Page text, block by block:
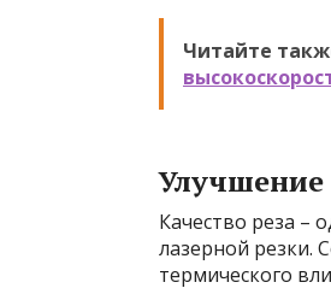
Читайте
Улучшение
Качество реза –
лазерной резки.
термического